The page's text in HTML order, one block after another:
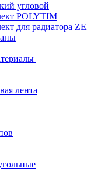
угловой
POLYTIM
для радиатора
лента